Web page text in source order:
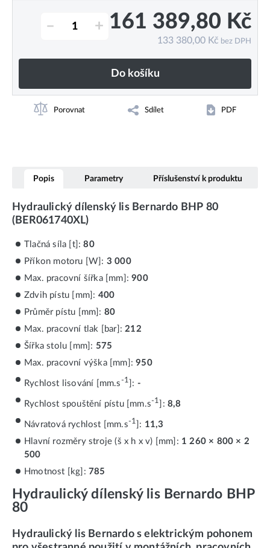
– + 161 389,80 Kč
133 380,00 Kč bez DPH
Do košíku
Porovnat Sdílet PDF
Popis Parametry Příslušenství k produktu
Hydraulický dílenský lis Bernardo BHP 80
(BER061740XL)
Tlačná síla [t]:80
Příkon motoru [W]: 3 000
Max. pracovní šířka [mm]:900
Zdvih pístu [mm]: 400
Průměr pístu [mm]: 80
Max. pracovní tlak [bar]: 212
Šířka stolu [mm]: 575
Max. pracovní výška [mm]:950
Rychlost lisování [mm.s -1]: -
Rychlost spouštění pístu [mm.s-1]:8,8
Návratová rychlost [mm.s-1]: 11,3
Hlavní rozměry stroje (š x h x v) [mm]: 1 260 × 800 × 2
500
Hmotnost [kg]: 785
Hydraulický dílenský lis Bernardo BHP
80
Hydraulický lis Bernardo s elektrickým pohonem